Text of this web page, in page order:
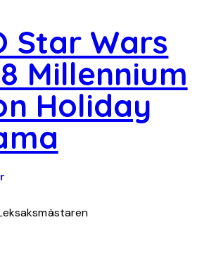
Star Wars
Millennium
Holiday